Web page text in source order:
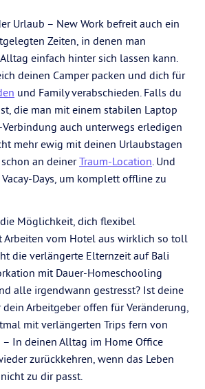
Urlaub – New Work befreit auch ein
Zeiten, in denen man
einfach hinter sich lassen kann.
deinen Camper packen und dich für
und Family verabschieden. Falls du
die man mit einem stabilen Laptop
auch unterwegs erledigen
mehr ewig mit deinen Urlaubstagen
an deinerTraum-Location. Und
Days, um komplett offline zu
Möglichkeit, dich flexibel
Arbeiten vom Hotel aus wirklich so toll
die verlängerte Elternzeit auf Bali
mit Dauer-Homeschooling
alle irgendwann gestresst? Ist deine
Arbeitgeber offen für Veränderung,
mit verlängerten Trips fern von
– In deinen Alltag im Home Office
zurückkehren, wenn das Leben
zu dir passt.